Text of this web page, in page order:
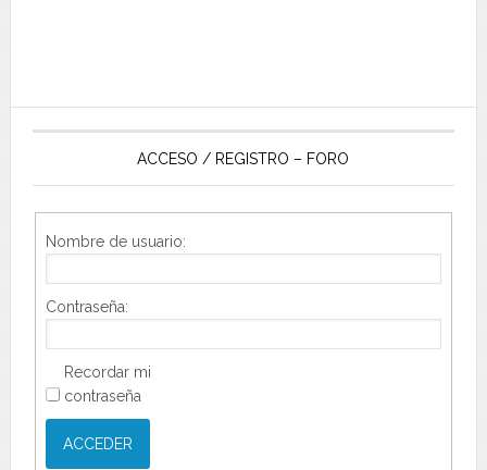
ACCESO / REGISTRO – FORO
Nombre de usuario:
Contraseña:
Recordar mi
contraseña
ACCEDER